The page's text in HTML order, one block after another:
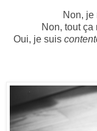
Non, je
Non, tout ça
Oui, je suis